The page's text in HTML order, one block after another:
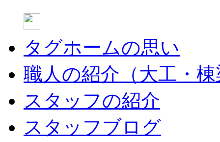
タグホームの思い
職人の紹介（大工・
スタッフの紹介
スタッフブログ